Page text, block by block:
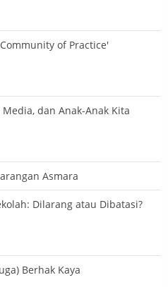
of Practice'
dan Anak-Anak Kita
Asmara
Dilarang atau Dibatasi?
Berhak Kaya